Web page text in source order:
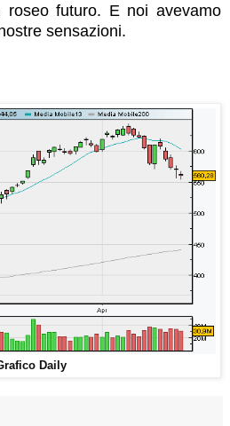
futuro. E noi avevamo
sensazioni.
Daily